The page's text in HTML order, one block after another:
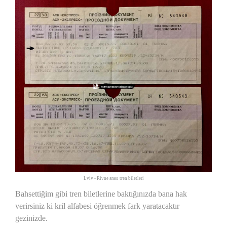
Lviv - Rivne arası tren biletleri
Bahsettiğim gibi tren biletlerine baktığınızda bana hak
verirsiniz ki kril alfabesi öğrenmek fark yaratacaktır
gezinizde.